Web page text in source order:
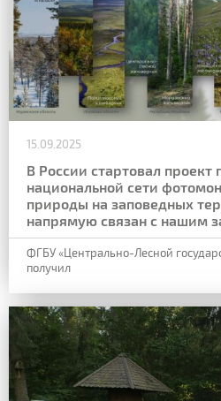
15.09.2025
В России стартовал проект
национальной сети
природы на заповедных
напрямую связан с нашим
ФГБУ «Центрально-Лесной
получил